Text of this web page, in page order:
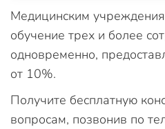
Медицинским
обучение трех и более
одновременно,
от 10%.
Получите бесплатную
вопросам, позвонив по